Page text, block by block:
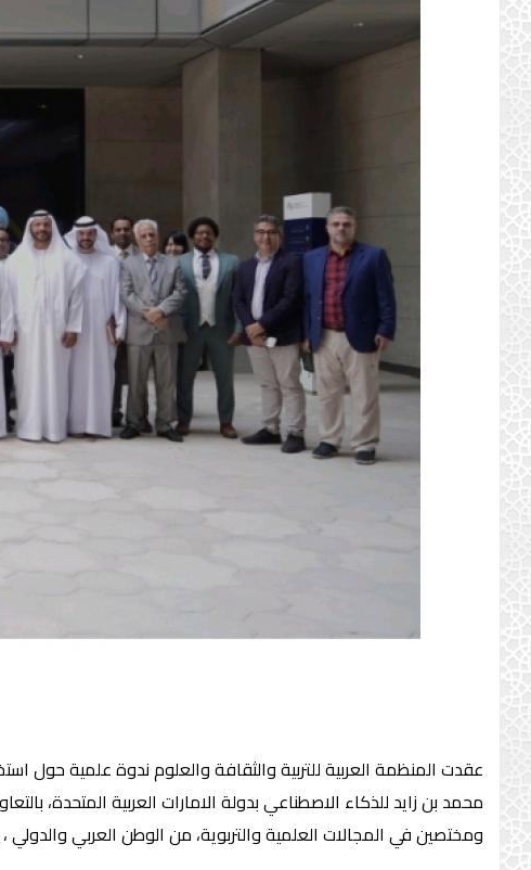
محمد بن زايد للذكاء الاصطناعي بدولة الامارات العربية المتحدة،
ومختصين في المجالات العلمية والتربوية، من الوطن العربي